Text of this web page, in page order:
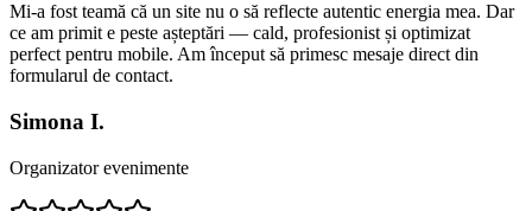
Mi-a fost teamă că un site nu o să reflecte autentic energia mea. Dar
ce am primit e peste așteptări — cald, profesionist și optimizat
perfect pentru mobile. Am început să primesc mesaje direct din
formularul de contact.
Simona I.
Organizator evenimente